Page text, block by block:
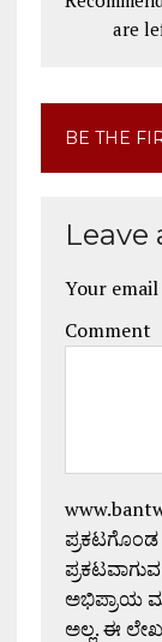
are
BE THE
Your
Comment
ಅಭಿಪ್ರಾಯ
ಅಲ್ಲ. ಈ